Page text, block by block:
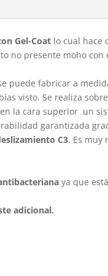
Gel-Coat lo cual hace
no presente moho con
puede fabricar a
visto. Se realiza
la cara superior un
garantizada
C3. Es muy
ya que
adicional.